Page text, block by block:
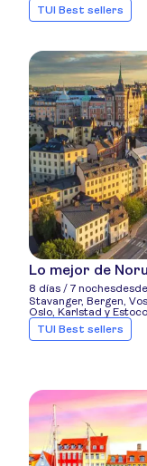
TUI Best sellers
Lo mejor de
8 días / 7 nochesdesde
Stavanger, Bergen,
Oslo, Karlstad y
TUI Best sellers